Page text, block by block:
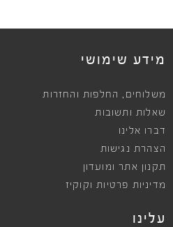
מידע שימושי
משלוחים , החלפות והחזרות
שאלות ותשובות
דברו אלינו
הצהרת נגישות
תקנון אתר ומועדון
מדיניות פרטיות וקוקיז
עלינו